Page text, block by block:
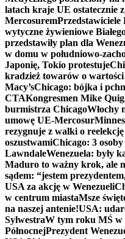
latach kraje UE ostatecznie
MercosuremPrzedstawiciele
wytyczne żywieniowe
przedstawiły plan dla
w domu w południowo-
Japonię, Tokio protestuje
kradzież towarów o
Macy’sChicago: bójka i
CTAKongresmen Mike
burmistrza ChicagoWłochy
umowę UE-Mercosur
rezygnuje z walki o
oszustwamiChicago: 3
LawndaleWenezuela: były
Maduro to ważny krok, ale
sądem: “jestem
USA za akcję w Wenezueli
w centrum miastaMsze
na naszej antenie!USA:
SylwestraW tym roku MŚ w
PółnocnejPrezydent